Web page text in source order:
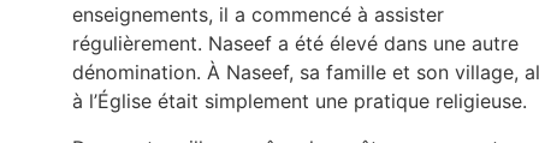
enseignements, il a commencé à assister
régulièrement. Naseef a été élevé dans une autre
dénomination. À Naseef, sa famille et son village,
à l’Église était simplement une pratique religieuse.